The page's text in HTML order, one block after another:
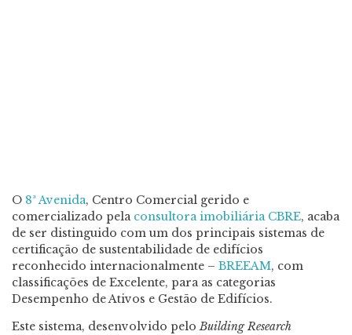
O 8ª Avenida, Centro Comercial gerido e
comercializado pela consultora imobiliária CBRE, acaba
de ser distinguido com um dos principais sistemas de
certificação de sustentabilidade de edifícios
reconhecido internacionalmente – BREEAM, com
classificações de Excelente, para as categorias
Desempenho de Ativos e Gestão de Edifícios.
Este sistema, desenvolvido peloBuilding Research